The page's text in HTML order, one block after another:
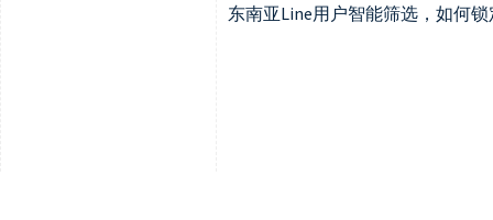
东南亚Line用户智能筛选，如何